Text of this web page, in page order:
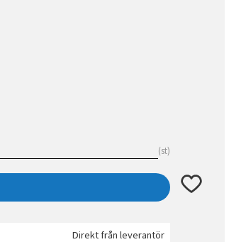
st
Lägg till i
Direkt från leverantör